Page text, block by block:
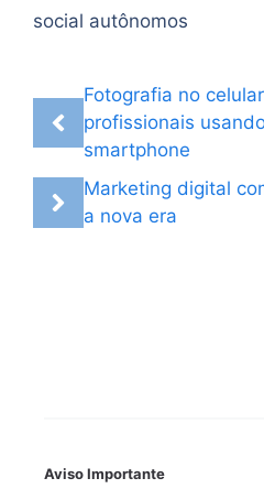
social autônomos
Fotografia no
profissionais
smartphone
Marketing digital
a nova era
Aviso Importante